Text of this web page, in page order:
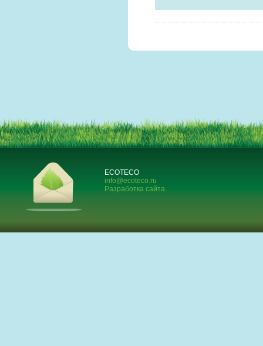
ECOTECO
info@ecoteco.ru
Разработка сайта